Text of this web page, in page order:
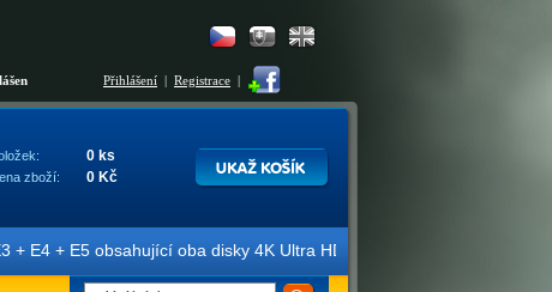
Přihlášení | Registrace |
0 ks
zboží: 0 Kč
E4 + E5 obsahující oba disky 4K Ultra HD + Blu-ray 3D/2D.